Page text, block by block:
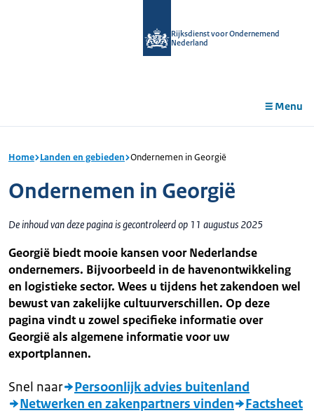
Rijksdienst voor Ondernemend
Nederland
Menu
Home Landen en gebieden Ondernemen in Georgië
Ondernemen in Georgië
De inhoud van deze pagina is gecontroleerd op 11 augustus 2025
Georgië biedt mooie kansen voor Nederlandse
ondernemers. Bijvoorbeeld in de havenontwikkeling
en logistieke sector. Wees u tijdens het zakendoen wel
bewust van zakelijke cultuurverschillen. Op deze
pagina vindt u zowel specifieke informatie over
Georgië als algemene informatie voor uw
exportplannen.
Snel naar
Persoonlijk advies buitenland
Netwerken en zakenpartners vinden
Factsheet